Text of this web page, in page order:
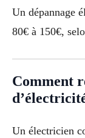
Un dépannage
80€ à 150€,
Comment
Un électricien